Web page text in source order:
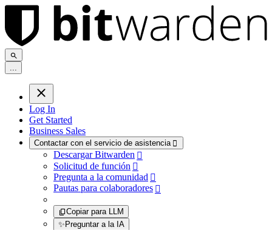
...
Log In
Get Started
Business Sales
Contactar con el servicio de asistencia 
Descargar Bitwarden 
Solicitud de función 
Pregunta a la comunidad 
Pautas para colaboradores 
Copiar para LLM
✨Preguntar a la IA